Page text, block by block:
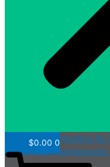
$0.00 0